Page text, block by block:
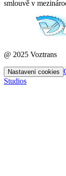
smlouvě v
@ 2025 Voztrans
Nastavení cookies
Studios